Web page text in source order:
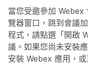
當您受邀參加 Webex
覽器窗口，跳到會議
程式，請點選「開啟
議。如果您尚未安裝
安裝 Webex 應用，